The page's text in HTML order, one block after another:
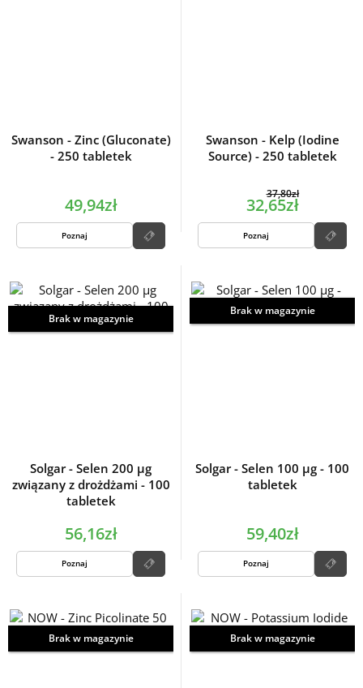
Swanson - Zinc (Gluconate)
- 250 tabletek
49,94zł
Poznaj
Swanson - Kelp (Iodine
Source) - 250 tabletek
37,80zł
32,65zł
Poznaj
Brak w magazynie
Solgar - Selen 200 µg
związany z drożdżami - 100
tabletek
56,16zł
Poznaj
Brak w magazynie
Solgar - Selen 100 µg - 100
tabletek
59,40zł
Poznaj
Brak w magazynie Brak w magazynie